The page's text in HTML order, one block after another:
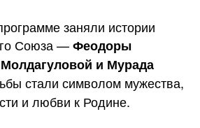
заняли истории
Союза —Феодоры
и Мурада
стали символом мужества,
и любви к Родине.